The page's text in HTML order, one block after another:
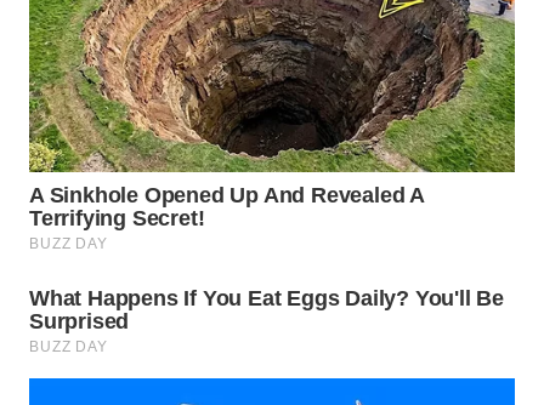
UTARA
WN
SAMOSIR
WN
PADANG
LAWAS
WN
SUMEDANG